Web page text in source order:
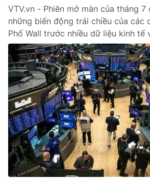
Phim VTV
Hậu trường
Nhân vật
Khán giả
Giải sao mai
Giải trí
Điện ảnh
Âm nhạc
Sao
Đời sống
Du lịch
Làm đẹp
Chất lượng cuộc sống
Giáo dục
Tuyển sinh
Học trực tuyến
Công nghệ
Hitech Công nghệ tương lai
Sản phẩm
Thị trường
Giao lưu trực tuyến
Lịch phát sóng
VTV.vn - Phiên mở màn của tháng 7
những biến động trái chiều của các
Phố Wall trước nhiều dữ liệu kinh tế